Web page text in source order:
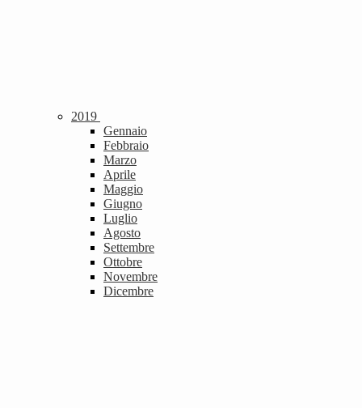
2019
Gennaio
Febbraio
Marzo
Aprile
Maggio
Giugno
Luglio
Agosto
Settembre
Ottobre
Novembre
Dicembre